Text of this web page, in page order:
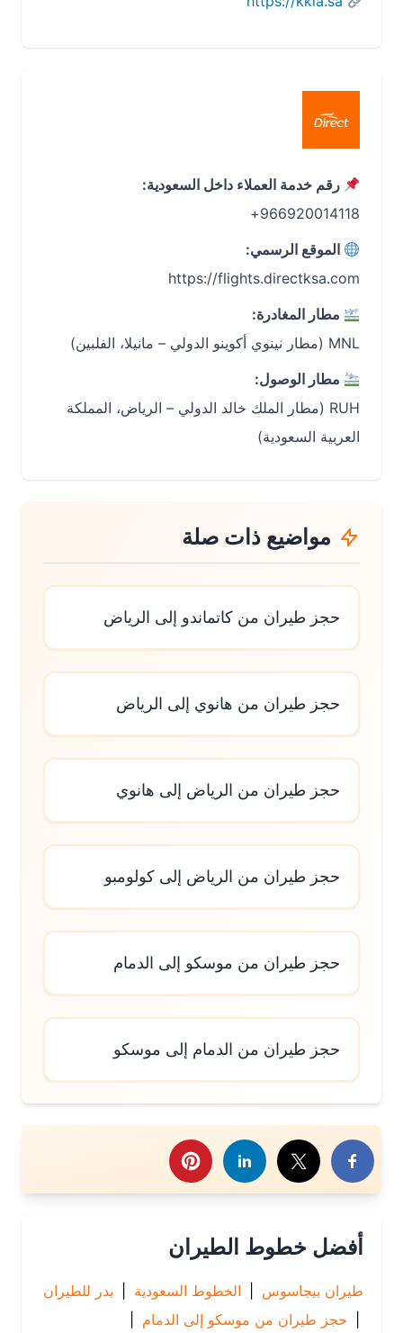
رقم خدمة العملاء داخل السعودية:
966920014118+
الموقع الرسمي:
https://flights.directksa.com
مطار المغادرة:
مطار الوصول:
RUH (مطار الملك خالد الدولي – الرياض، المملكة
العربية السعودية)
مواضيع ذات صلة
حجز طيران من كاتماندو إلى الرياض
حجز طيران من هانوي إلى الرياض
حجز طيران من الرياض إلى هانوي
حجز طيران من الرياض إلى كولومبو
حجز طيران من موسكو إلى الدمام
حجز طيران من الدمام إلى موسكو
هذا الموضوع
أفضل خطوط الطيران
طيران بيجاسوس | الخطوط السعودية | بدر للطيران
حجز طيران من موسكو إلى الدمام
|